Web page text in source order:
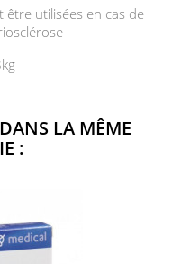
être utilisées en cas de
LA MÊME
: